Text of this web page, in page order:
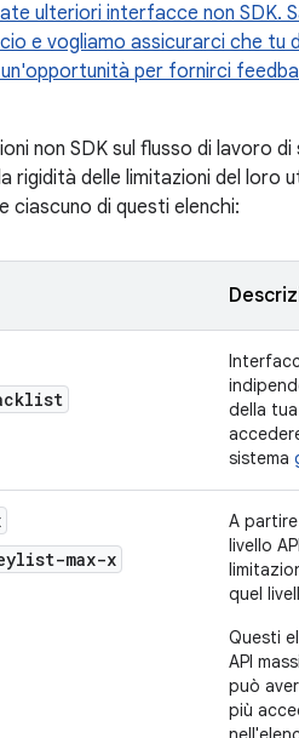
ulteriori interfacce non SDK.
e vogliamo assicurarci che tu
per fornirci
non SDK sul flusso di lavoro
rigidità delle limitazioni del loro
ciascuno di questi elenchi:
della
sistema
max-x
A
livello
quel
Questi
API
può
più